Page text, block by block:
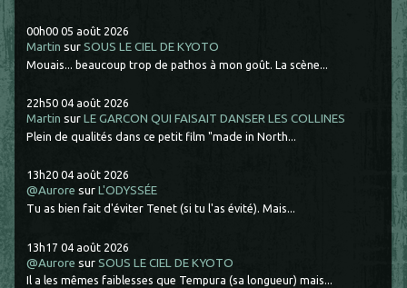
00h00 05 août 2026
Martin surSOUS LE CIEL DE KYOTO
Mouais... beaucoup trop de pathos à mon goût. La scène...
22h50 04 août 2026
Martin surLE GARCON QUI FAISAIT DANSER LES COLLINES
Plein de qualités dans ce petit film "made in North...
13h20 04 août 2026
@Aurore surL'ODYSSÉE
Tu as bien fait d'éviter Tenet (si tu l'as évité). Mais...
13h17 04 août 2026
@Aurore surSOUS LE CIEL DE KYOTO
Il a les mêmes faiblesses que Tempura (sa longueur) mais...